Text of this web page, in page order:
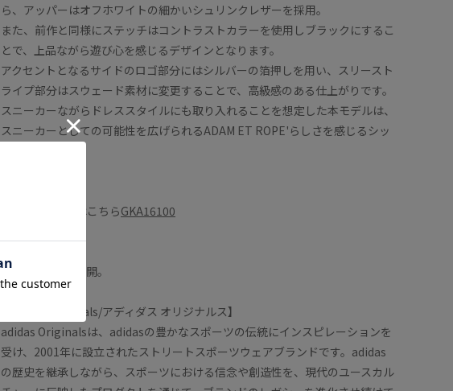
ら、アッパーはオフホワイトの細かいシュリンクレザーを採用。
また、前作と同様にステッチはコントラストカラーを使用しブラックにするこ
とで、上品ながら遊び心を感じるデザインとなります。
アクセントとなるサイドのロゴ部分にはシルバーの箔押しを用い、スリースト
ライプ部分はスウェード素材に変更することで、高級感のある仕上がりです。
スニーカーながらドレススタイルにも取り入れることを想定した本モデルは、
スニーカーとしての可能性を広げられるADAM ET ROPE'らしさを感じるシッ
HOMMEサイズはこちらGKA16100
ホワイトの1色展開。
【adidas Originals/アディダス オリジナルス】
adidas Originalsは、adidasの豊かなスポーツの伝統にインスピレーションを
受け、2001年に設立されたストリートスポーツウェアブランドです。adidas
の歴史を継承しながら、スポーツにおける信念や創造性を、現代のユースカル